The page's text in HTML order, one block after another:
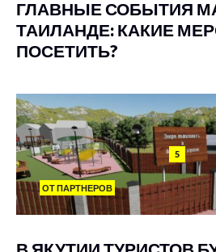
ГЛАВНЫЕ СОБЫТИЯ
ТАИЛАНДЕ: КАКИЕ
ПОСЕТИТЬ?
5
ОТ ПАРТНЕРОВ